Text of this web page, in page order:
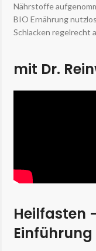
Nährstoffe
BIO Ernährung
Schlacken regelrecht
mit Dr.
Heilfasten -
Einführung